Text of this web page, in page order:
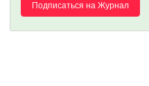
Подписаться на Журнал